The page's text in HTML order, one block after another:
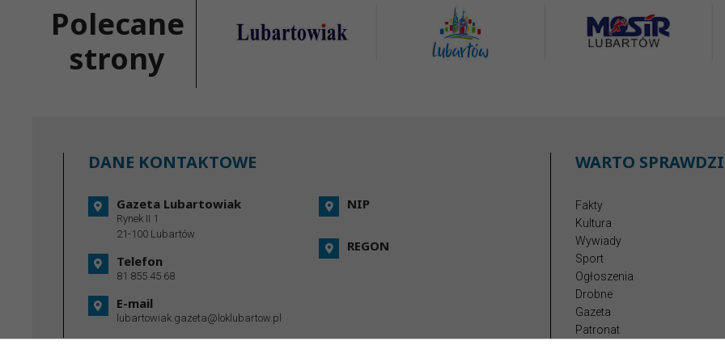
Polecane
strony
DANE KONTAKTOWE
Gazeta Lubartowiak
Rynek II 1
21-100 Lubartów
Telefon
81 855 45 68
E-mail
lubartowiak.gazeta@loklubartow.pl
NIP
REGON
WARTO
Fakty
Kultura
Wywiady
Sport
Ogłoszenia
Drobne
Gazeta
Patronat